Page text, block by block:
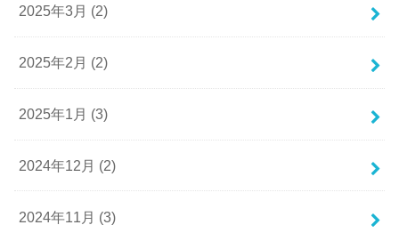
2025年3月 (2)
2025年2月 (2)
2025年1月 (3)
2024年12月 (2)
2024年11月 (3)